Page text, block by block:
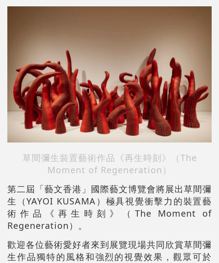
草間彌生裝置藝術作品《再生時刻》（The
Moment of Regeneration）
第二屆「藝文香港」國際藝文博覽會將展出草間彌
生（YAYOI KUSAMA）極具視覺衝擊力的裝置藝
術作品《再生時刻》（The Moment of
Regeneration）。
歡迎各位藝術愛好者來到展覽現場共同欣賞草間彌
生作品獨特的風格和強烈的視覺效果，觀眾可於